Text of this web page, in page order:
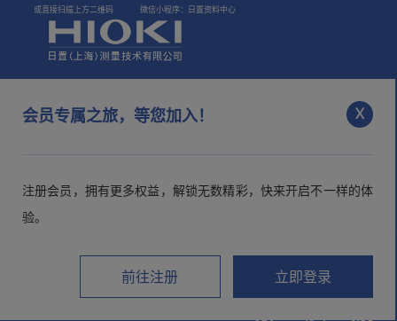
会员专属之旅，等您加入！ x
注册会员，拥有更多权益，解锁无数精彩，快来开启不一样的体
验。
前往注册 立即登录
或直接扫描上方二维码
微信小程序：日置资料中心
电话：400-920-6010
日置(上海)测量技术有限公司 沪ICP备05013343号-1
沪公网
安备 31010102003526号
>隐私声明 >用户协议